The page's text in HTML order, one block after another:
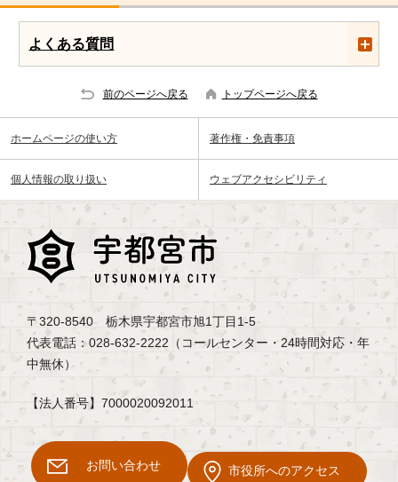
よくある質問
前のページへ戻る トップページへ戻る
ホームページの使い方 著作権・免責事項
個人情報の取り扱い ウェブアクセシビリティ
〒320-8540 栃木県宇都宮市旭1丁目1-5
代表電話：028-632-2222（コールセンター・24時間対応・年
中無休）
【法人番号】7000020092011
お問い合わせ 市役所へのアクセス